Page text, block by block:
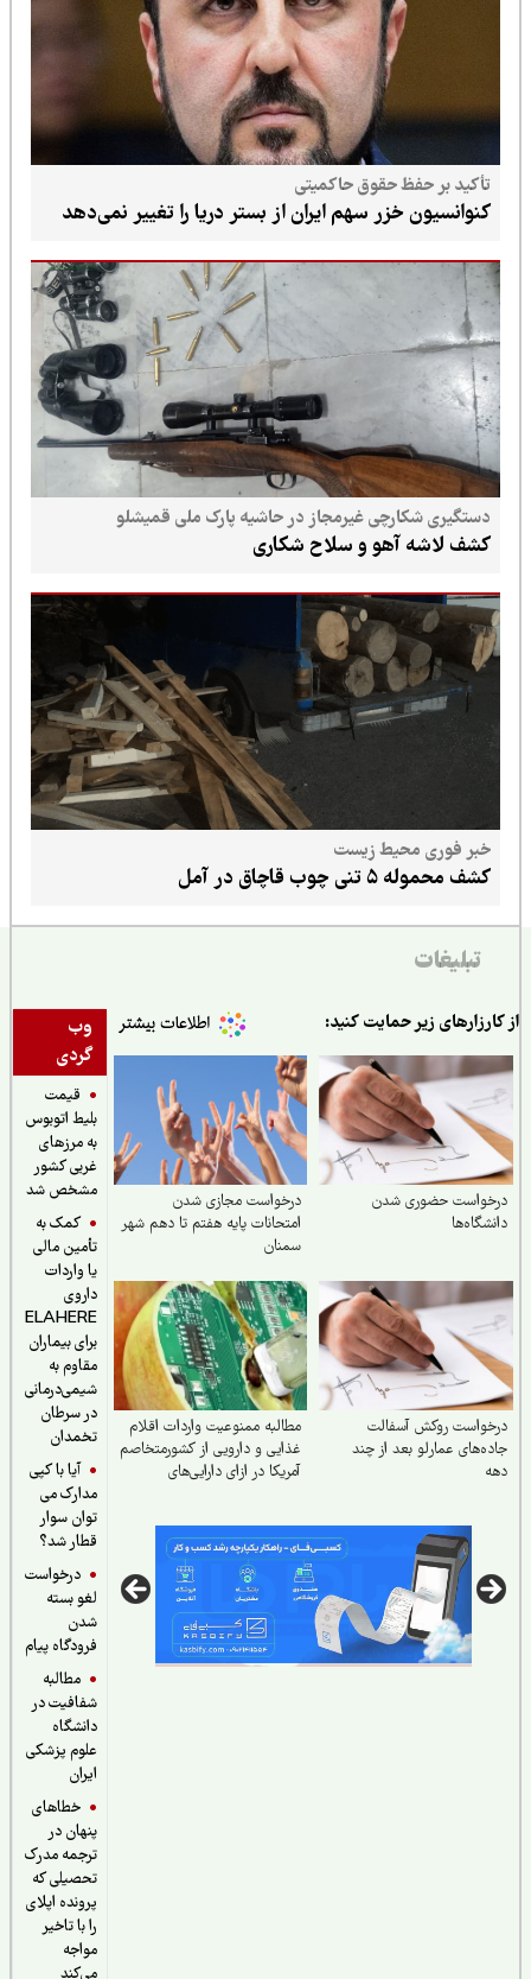
تأکید بر حفظ حقوق حاکمیتی
کنوانسیون خزر سهم ایران از بستر دریا را تغییر نمی‌دهد
دستگیری شکارچی غیرمجاز در حاشیه پارک ملی قمیشلو
کشف لاشه آهو و سلاح شکاری
خبر فوری محیط زیست
کشف محموله ۵ تنی چوب قاچاق در آمل
تبلیغات
وب
گردی
قیمت
بلیط اتوبوس
به مرزهای
غربی کشور
مشخص شد
کمک به
تأمین مالی
یا واردات
داروی
ELAHERE
برای بیماران
مقاوم به
شیمی‌درمانی
در سرطان
تخمدان
آیا با کپی
مدارک می
توان سوار
قطار شد؟
درخواست
لغو بسته
فرودگاه پیام
مطالبه
شفافیت در
دانشگاه
علوم پزشکی
خطاهای
پنهان در
ترجمه مدرک
تحصیلی که
پرونده اپلای
را با تاخیر
زیر حمایت کنید:
حضوری شدن
درخواست مجازی شدن
امتحانات پایه هفتم تا دهم شهر
روکش آسفالت
عمارلو بعد از چند
مطالبه ممنوعیت واردات اقلام
غذایی و دارویی از کشورمتخاصم
آمریکا در ازای دارایی‌های